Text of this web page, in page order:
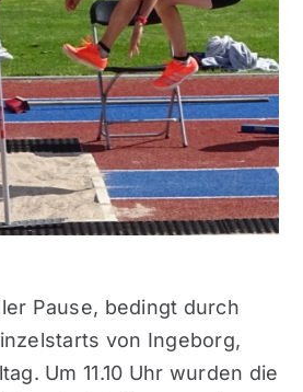
Pause, bedingt durch
von Ingeborg,
Um 11.10 Uhr wurden die